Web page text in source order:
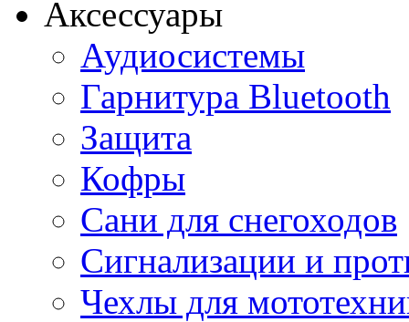
Аксессуары
Аудиосистемы
Гарнитура Bluetooth
Защита
Кофры
Сани для снегоходов
Сигнализации и
Чехлы для